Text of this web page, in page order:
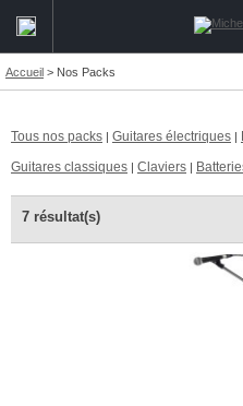
Accueil > Nos Packs
Tous nos packs | Guitares électriques |
Guitares classiques | Claviers |
7 résultat(s)